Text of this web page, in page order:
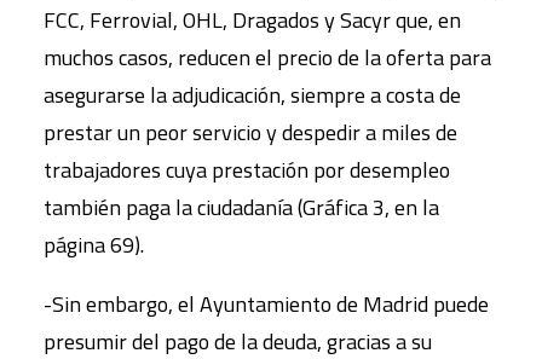
FCC, Ferrovial, OHL, Dragados y Sacyr que, en
muchos casos, reducen el precio de la oferta para
asegurarse la adjudicación, siempre a costa de
prestar un peor servicio y despedir a miles de
trabajadores cuya prestación por desempleo
también paga la ciudadanía (Gráfica 3, en la
página 69).
-Sin embargo, el Ayuntamiento de Madrid puede
presumir del pago de la deuda, gracias a su